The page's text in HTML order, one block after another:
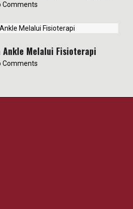
Comments
Ankle Melalui Fisioterapi
Comments